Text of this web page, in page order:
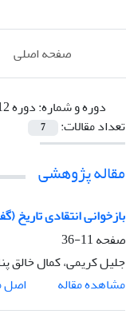
صفحه اصلی
دوره و شماره:دوره 12، شماره 43، تابستان 1395، صفحه 235-1
تعداد مقالات:
7
مقاله پژوهشی
بازخوانی انتقادی تاریخ
صفحه11-36
جلیل کریمی، کمال خالق
مشاهده مقاله
اصل